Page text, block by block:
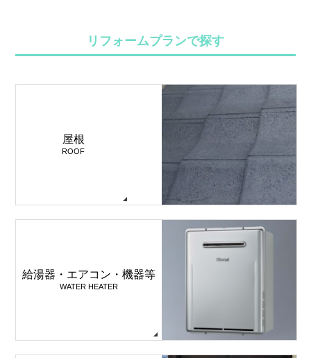
リフォームプランで探す
屋根
ROOF
給湯器・エアコン・機器等
WATER HEATER